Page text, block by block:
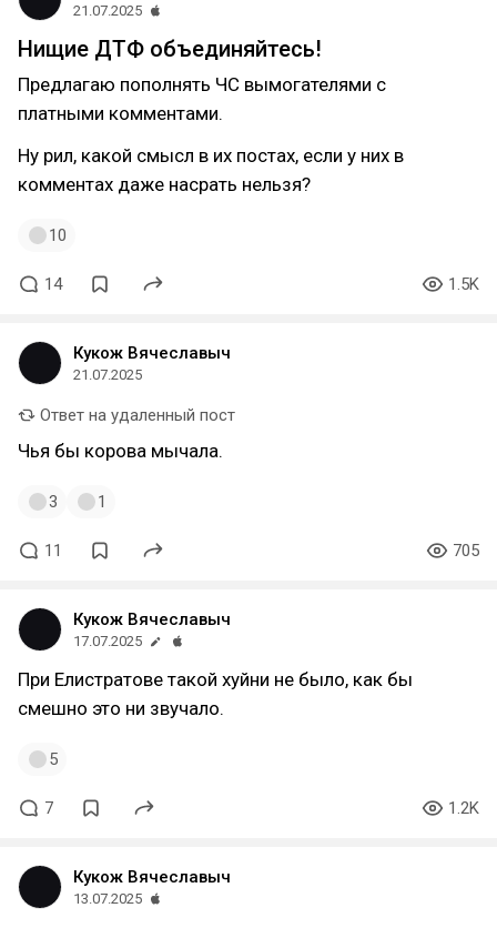
21.07.2025
Нищие ДТФ объединяйтесь!
Предлагаю пополнять ЧС вымогателями с
платными комментами.
Ну рил, какой смысл в их постах, если у них в
комментах даже насрать нельзя?
10
14 1.5K
Кукож Вячеславыч
21.07.2025
Ответ на удаленный пост
Чья бы корова мычала.
3 1
11 705
Кукож Вячеславыч
17.07.2025
При Елистратове такой хуйни не было, как бы
смешно это ни звучало.
5
7 1.2K
Кукож Вячеславыч
13.07.2025